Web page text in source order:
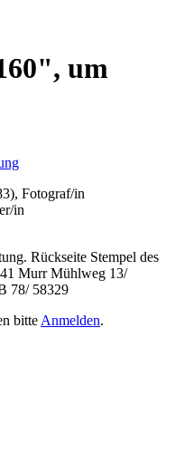
um
Fotograf/in
in
Rückseite Stempel des
Murr Mühlweg 13/
78/ 58329
bitte Anmelden.